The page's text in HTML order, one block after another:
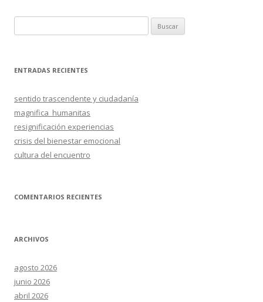
o
k
ti
r
u
c
ENTRADAS RECIENTES
sentido trascendente y ciudadanía
magnifica_humanitas
resignificación experiencias
crisis del bienestar emocional
cultura del encuentro
COMENTARIOS RECIENTES
ARCHIVOS
agosto 2026
junio 2026
abril 2026